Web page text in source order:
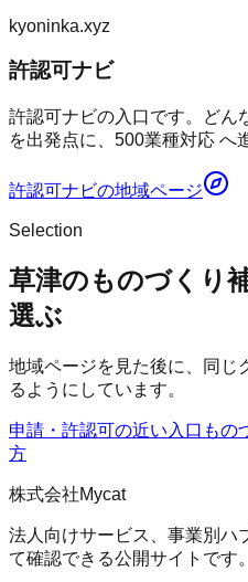
kyoninka.xyz
許認可ナビ
許認可ナビの入口です。どん
を出発点に、500業種対応 へ
許認可ナビの地域ページ
Selection
草津のものづくり
選ぶ
地域ページを見た後に、同じ
るようにしています。
申請・許認可の近い入口 もの
方
株式会社Mycat
法人向けサービス、事業別ハ
て確認できる公開サイトです。